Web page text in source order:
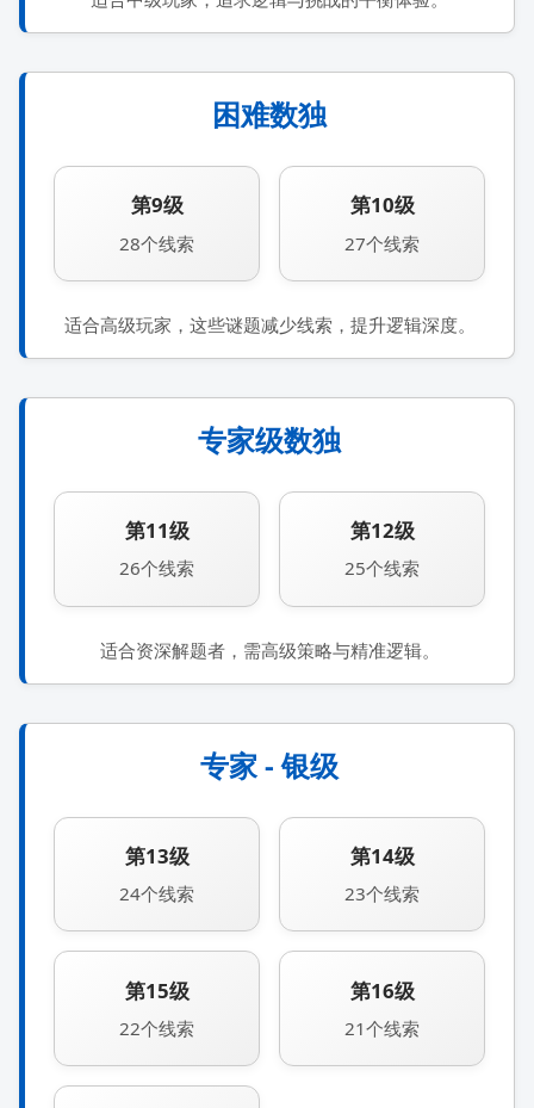
困难数独
第9级
28个线索
第10级
27个线索
适合高级玩家，这些谜题减少线索，提升逻辑深度。
专家级数独
第11级
26个线索
第12级
25个线索
适合资深解题者，需高级策略与精准逻辑。
专家 - 银级
第13级
24个线索
第14级
23个线索
第15级
22个线索
第16级
21个线索